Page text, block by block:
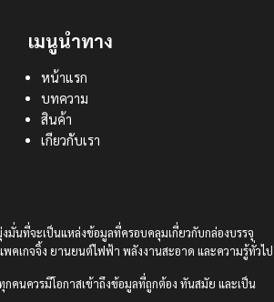
เมนูนำทาง
หน้าแรก
บทความ
สินค้า
เกียวกับเรา
มั่นที่จะเป็นแหล่งข้อมูลที่ครอบคลุมเกี่ยวกับกล่องบรรจุ
เกจจิ้ง ยานยนต์ไฟฟ้า พลังงานสะอาด และความรู้ทั่วไป
กคนควรมีโอกาสเข้าถึงข้อมูลที่ถูกต้อง ทันสมัย และเป็น